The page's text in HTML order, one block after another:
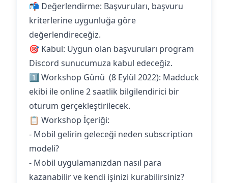
📬 Değerlendirme: Başvuruları, başvuru
kriterlerine uygunluğa göre
değerlendireceğiz.
🎯 Kabul: Uygun olan başvuruları program
Discord sunucumuza kabul edeceğiz.
1️⃣ Workshop Günü (8 Eylül 2022): Madduck
ekibi ile online 2 saatlik bilgilendirici bir
oturum gerçekleştirilecek.
📋 Workshop İçeriği:
- Mobil gelirin geleceği neden subscription
modeli?
- Mobil uygulamanızdan nasıl para
kazanabilir ve kendi işinizi kurabilirsiniz?